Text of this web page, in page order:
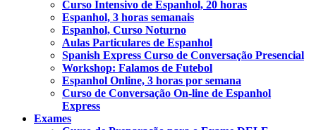
Curso Intensivo de Espanhol, 20 horas
Espanhol, 3 horas semanais
Espanhol, Curso Noturno
Aulas Particulares de Espanhol
Spanish Express Curso de Conversação Presencial
Workshop: Falamos de Futebol
Espanhol Online, 3 horas por semana
Curso de Conversação On-line de Espanhol
Express
Exames